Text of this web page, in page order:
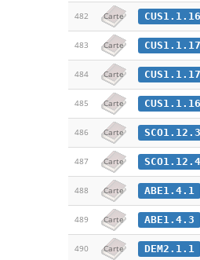
482 Carte
483 Carte CUS1.1.17
484 Carte
485 Carte
486 Carte SCO1.12.3
487 Carte SCO1.12.4
488 Carte ABE1.4.1
489 Carte ABE1.4.3
490 Carte DEM2.1.1